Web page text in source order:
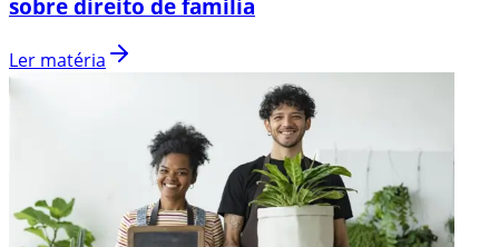
sobre direito de família
Ler matéria